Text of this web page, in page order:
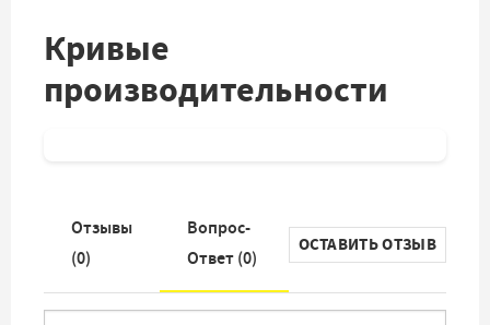
Кривые
производительности
Отзывы
(0)
Вопрос-
Ответ (0)
ОСТАВИТЬ ОТЗЫВ